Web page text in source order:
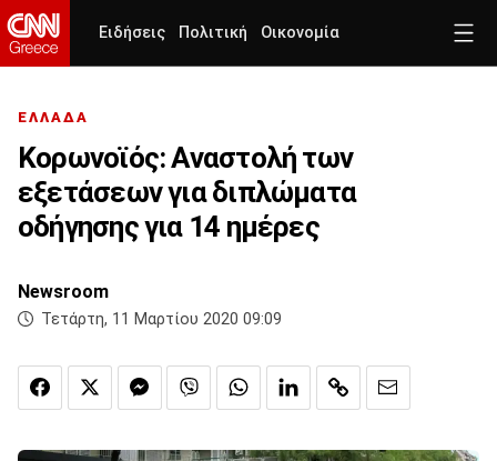
Ειδήσεις Πολιτική Οικονομία
ΕΛΛΑΔΑ
Κορωνοϊός: Αναστολή των
εξετάσεων για διπλώματα
οδήγησης για 14 ημέρες
Newsroom
Τετάρτη, 11 Μαρτίου 2020 09:09